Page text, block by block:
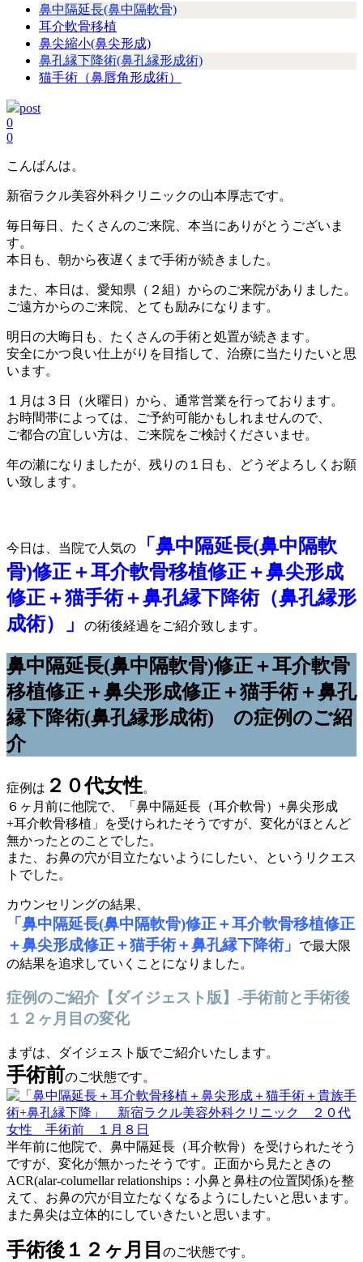
鼻中隔延長(鼻中隔軟骨)
耳介軟骨移植
鼻尖縮小(鼻尖形成)
鼻孔縁下降術(鼻孔縁形成術)
猫手術（鼻唇角形成術）
post
0
0
こんばんは。
新宿ラクル美容外科クリニックの山本厚志です。
毎日毎日、たくさんのご来院、本当にありがとうございま
す。
本日も、朝から夜遅くまで手術が続きました。
また、本日は、愛知県（２組）からのご来院がありました。
ご遠方からのご来院、とても励みになります。
明日の大晦日も、たくさんの手術と処置が続きます。
安全にかつ良い仕上がりを目指して、治療に当たりたいと思
います。
１月は３日（火曜日）から、通常営業を行っております。
お時間帯によっては、ご予約可能かもしれませんので、
ご都合の宜しい方は、ご来院をご検討くださいませ。
年の瀬になりましたが、残りの１日も、どうぞよろしくお願
い致します。
今日は、当院で人気の
「鼻中隔延長(鼻中隔軟
骨)修正＋耳介軟骨移植修正＋鼻尖形成
修正＋猫手術＋鼻孔縁下降術（鼻孔縁形
成術）」
の術後経過をご紹介致します。
鼻中隔延長(鼻中隔軟骨)修正＋耳介軟骨
移植修正＋鼻尖形成修正＋猫手術＋鼻孔
縁下降術(鼻孔縁形成術) の症例のご紹
介
症例は ２０代女性。
６ヶ月前に他院で、「鼻中隔延長（耳介軟骨）+鼻尖形成
+耳介軟骨移植」を受けられたそうですが、変化がほとんど
無かったとのことでした。
また、お鼻の穴が目立たないようにしたい、というリクエス
トでした。
カウンセリングの結果、
「鼻中隔延長(鼻中隔軟骨)修正＋耳介軟骨移植修正
＋鼻尖形成修正＋猫手術＋鼻孔縁下降術」
で最大限
の結果を追求していくことになりました。
症例のご紹介【ダイジェスト版】-手術前と手術後
１２ヶ月目の変化
まずは、ダイジェスト版でご紹介いたします。
手術前のご状態です。
半年前に他院で、鼻中隔延長（耳介軟骨）を受けられたそう
ですが、変化が無かったそうです。正面から見たときの
ACR(alar-columellar relationships：小鼻と鼻柱の位置関係)を整
えて、お鼻の穴が目立たなくなるようにしたいと思います。
また鼻尖は立体的にしていきたいと思います。
手術後１２ヶ月目 のご状態です。